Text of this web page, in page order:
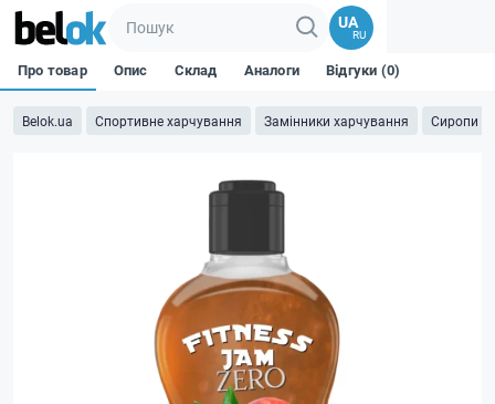
UA
RU
Belok.ua Спортивне харчування Замінники харчування Сиропи
Про товар Опис Склад Аналоги Відгуки (0)